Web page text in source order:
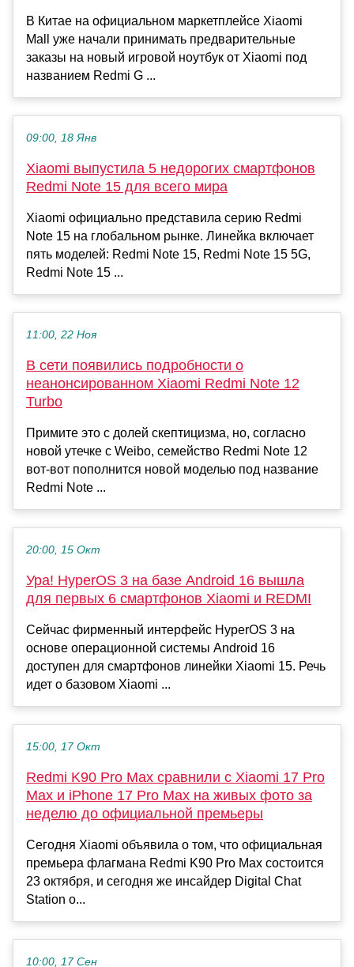
В Китае на официальном маркетплейсе Xiaomi
Mall уже начали принимать предварительные
заказы на новый игровой ноутбук от Xiaomi под
названием Redmi G ...
09:00, 18 Янв
Xiaomi выпустила 5 недорогих смартфонов
Redmi Note 15 для всего мира
Xiaomi официально представила серию Redmi
Note 15 на глобальном рынке. Линейка включает
пять моделей: Redmi Note 15, Redmi Note 15 5G,
Redmi Note 15 ...
11:00, 22 Ноя
В сети появились подробности о
неанонсированном Xiaomi Redmi Note 12
Turbo
Примите это с долей скептицизма, но, согласно
новой утечке с Weibo, семейство Redmi Note 12
вот-вот пополнится новой моделью под название
Redmi Note ...
20:00, 15 Окт
Ура! HyperOS 3 на базе Android 16 вышла
для первых 6 смартфонов Xiaomi и REDMI
Сейчас фирменный интерфейс HyperOS 3 на
основе операционной системы Android 16
доступен для смартфонов линейки Xiaomi 15. Речь
идет о базовом Xiaomi ...
15:00, 17 Окт
Redmi K90 Pro Max сравнили с Xiaomi 17 Pro
Max и iPhone 17 Pro Max на живых фото за
неделю до официальной премьеры
Сегодня Xiaomi объявила о том, что официальная
премьера флагмана Redmi K90 Pro Max состоится
23 октября, и сегодня же инсайдер Digital Chat
Station о...
10:00, 17 Сен